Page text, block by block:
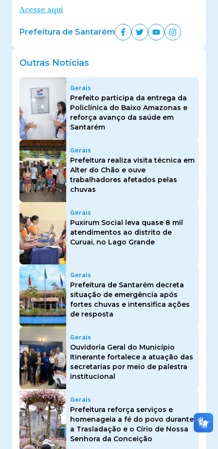
Acesse aqui
Prefeitura de Santarém
Outras Notícias
Gerais
Prefeito participa da entrega da
Policlínica do Baixo Amazonas e
reforça avanço da saúde em
Santarém
Gerais
Prefeitura realiza visita técnica em
Alter do Chão e ouve
trabalhadores afetados pelas
chuvas
Gerais
Puxirum Social leva quase 8 mil
atendimentos ao distrito de
Curuai, no Lago Grande
Gerais
Prefeitura de Santarém decreta
situação de emergência após
fortes chuvas e intensifica ações
de resposta
Gerais
Ouvidoria Geral do Município
Itinerante fortalece a atuação das
secretarias por meio de palestra
institucional
Gerais
Prefeitura reforça serviços e
homenageia a fé do povo durante
a Trasladação e o Círio de Nossa
Senhora da Conceição